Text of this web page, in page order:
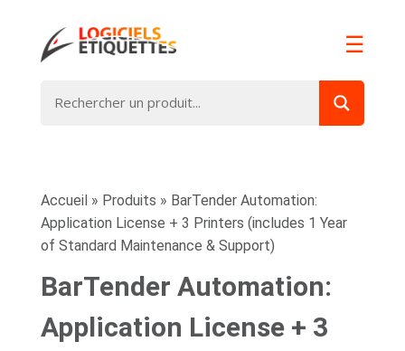
☰
Accueil » Produits » BarTender Automation:
Application License + 3 Printers (includes 1 Year
of Standard Maintenance & Support)
BarTender Automation:
Application License + 3